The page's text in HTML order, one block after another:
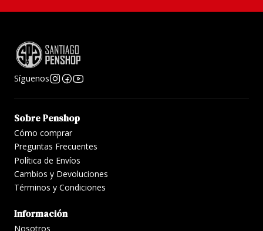
Síguenos
Sobre Penshop
Cómo comprar
Preguntas Frecuentes
Política de Envíos
Cambios y Devoluciones
Términos y Condiciones
Información
Nosotros